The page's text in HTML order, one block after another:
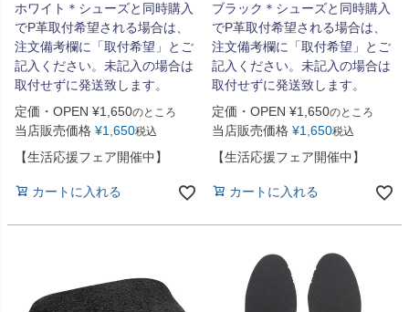
ホワイト＊シューズと同時購入
でP革取付希望される場合は、
注文備考欄に「取付希望」とご
記入ください。未記入の場合は
取付せずに発送致します。
定価・OPEN ¥1,650のところ
当店販売価格 ¥1,650税込
【生活応援フェア開催中】
カートに入れる
ブラック＊シューズと同時購入
でP革取付希望される場合は、
注文備考欄に「取付希望」とご
記入ください。未記入の場合は
取付せずに発送致します。
定価・OPEN ¥1,650のところ
当店販売価格 ¥1,650税込
【生活応援フェア開催中】
カートに入れる